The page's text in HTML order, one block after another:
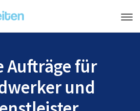
Aufträge für
und